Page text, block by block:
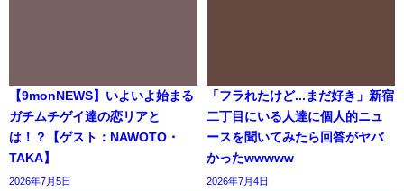
【9monNEWS】いよいよ始まる
ガチムチゲイ達の恋リアと
は！？【ゲスト：NAWOTO・
TAKA】
2026年7月5日
「フラれたけど...まだ好き」新宿
二丁目にいる人達に個人的ニュ
ースを聞いてみたら回答がヤバ
かったwwwww
2026年7月4日